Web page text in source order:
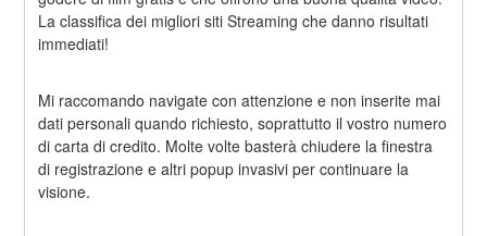
La classifica dei migliori siti Streaming che danno risultati
immediati!
Mi raccomando navigate con attenzione e non inserite mai
dati personali quando richiesto, soprattutto il vostro numero
di carta di credito. Molte volte basterà chiudere la finestra
di registrazione e altri popup invasivi per continuare la
visione.